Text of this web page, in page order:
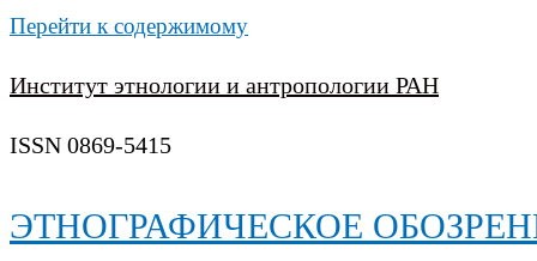
Перейти к содержимому
Институт этнологии и антропологии РАН
ISSN 0869-5415
ЭТНОГРАФИЧЕСКОЕ